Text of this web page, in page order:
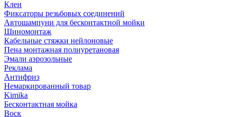
Клеи
Фиксаторы резьбовых соединений
Автошампуни для бесконтактной мойки
Шиномонтаж
Кабельные стяжки нейлоновые
Пена монтажная полиуретановая
Эмали аэрозольные
Реклама
Антифриз
Немаркированный товар
Kimika
Бесконтактная мойка
Воск